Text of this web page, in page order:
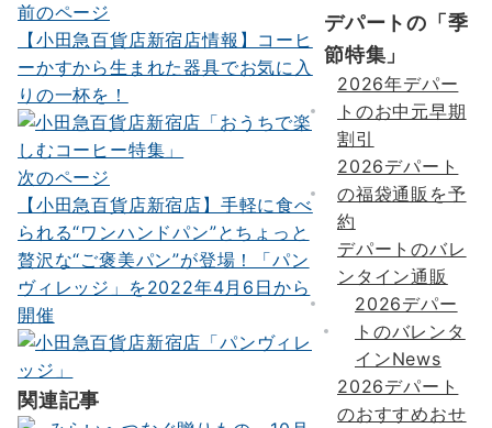
投
稿
ナ
ビ
ゲ
ー
シ
ョ
ン
前のページ
【小田急百貨店新宿店情報】コーヒ
ーかすから生まれた器具でお気に入
りの一杯を！
次のページ
【小田急百貨店新宿店】手軽に食べ
られる“ワンハンドパン”とちょっと
贅沢な“ご褒美パン”が登場！「パン
ヴィレッジ」を2022年4月6日から
開催
関連記事
デパートの「季
節特集」
2026年デパー
トのお中元早期
割引
2026デパート
の福袋通販を予
約
デパートのバレ
ンタイン通販
2026デパー
トのバレンタ
インNews
2026デパート
のおすすめおせ